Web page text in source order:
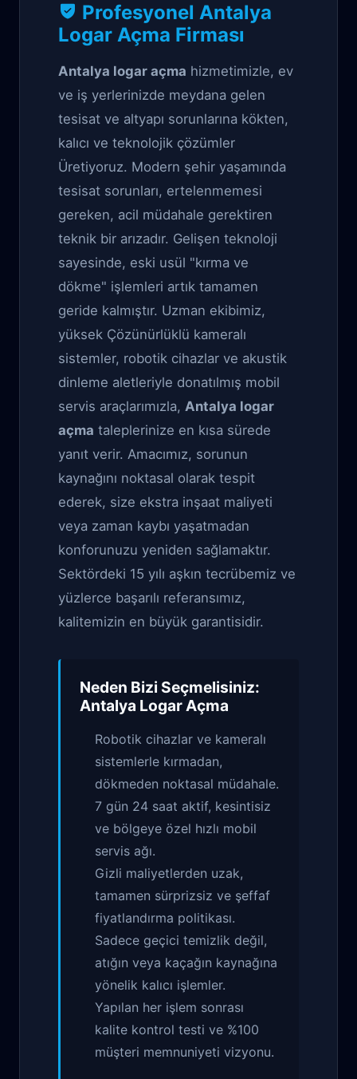
Antalya Logar
Açma
Profesyonel Antalya
Logar Açma Firması
Antalya logar açma hizmetimizle, ev
ve iş yerlerinizde meydana gelen
tesisat ve altyapı sorunlarına kökten,
kalıcı ve teknolojik çözümler
Üretiyoruz. Modern şehir yaşamında
tesisat sorunları, ertelenmemesi
gereken, acil müdahale gerektiren
teknik bir arızadır. Gelişen teknoloji
sayesinde, eski usül "kırma ve
dökme" işlemleri artık tamamen
geride kalmıştır. Uzman ekibimiz,
yüksek Çözünürlüklü kameralı
sistemler, robotik cihazlar ve akustik
dinleme aletleriyle donatılmış mobil
servis araçlarımızla, Antalya logar
açma taleplerinize en kısa sürede
yanıt verir. Amacımız, sorunun
kaynağını noktasal olarak tespit
ederek, size ekstra inşaat maliyeti
veya zaman kaybı yaşatmadan
konforunuzu yeniden sağlamaktır.
Sektördeki 15 yılı aşkın tecrübemiz ve
yüzlerce başarılı referansımız,
kalitemizin en büyük garantisidir.
Neden Bizi Seçmelisiniz:
Antalya Logar Açma
Robotik cihazlar ve kameralı
sistemlerle kırmadan,
dökmeden noktasal müdahale.
7 gün 24 saat aktif, kesintisiz
ve bölgeye özel hızlı mobil
servis ağı.
Gizli maliyetlerden uzak,
tamamen sürprizsiz ve şeffaf
fiyatlandırma politikası.
Sadece geçici temizlik değil,
atığın veya kaçağın kaynağına
yönelik kalıcı işlemler.
Yapılan her işlem sonrası
kalite kontrol testi ve %100
müşteri memnuniyeti vizyonu.